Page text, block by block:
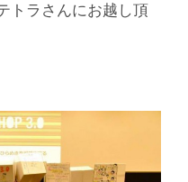
トラさんにお越し頂